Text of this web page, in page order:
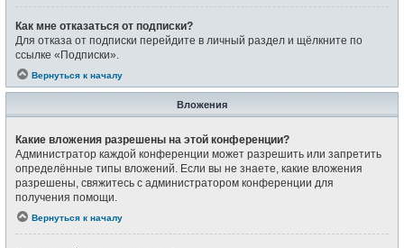
Как мне отказаться от подписки?
Для отказа от подписки перейдите в личный раздел и щёлкните по
ссылке «Подписки».
Вернуться к началу
Вложения
Какие вложения разрешены на этой конференции?
Администратор каждой конференции может разрешить или запретить
определённые типы вложений. Если вы не знаете, какие вложения
разрешены, свяжитесь с администратором конференции для
получения помощи.
Вернуться к началу